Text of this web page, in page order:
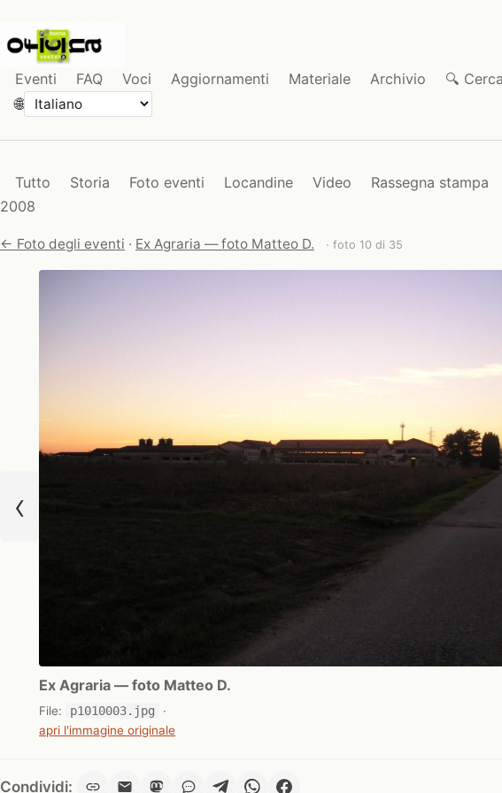
Eventi FAQ Voci Aggiornamenti Materiale Archivio
🔍
🌐
Tutto Storia Foto eventi Locandine Video
Rassegna stampa
2008
← Foto degli eventi · Ex Agraria — foto Matteo D. · foto 10 di 35
‹
Ex Agraria — foto Matteo D.
File: p1010003.jpg
·
apri l'immagine originale
Condividi: